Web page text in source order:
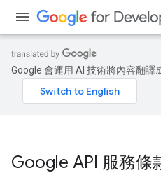
Google 會運用 AI 技術將內容翻譯
Google API 服務條